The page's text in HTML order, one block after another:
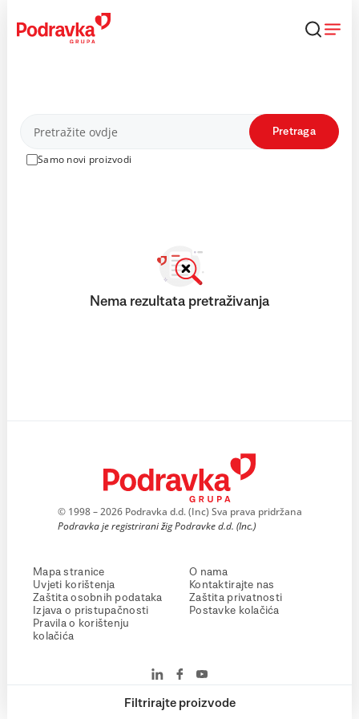
content
Proizvodi
Samo novi proizvodi
Pretraga
Filtrirajte proizvode
Nema rezultata pretraživanja
© 1998 – 2026 Podravka d.d. (Inc) Sva prava pridržana
Podravka je registrirani žig Podravke d.d. (Inc.)
Mapa stranice
Uvjeti korištenja
Zaštita osobnih podataka
Izjava o pristupačnosti
Pravila o korištenju
kolačića
O nama
Kontaktirajte nas
Zaštita privatnosti
Postavke kolačića